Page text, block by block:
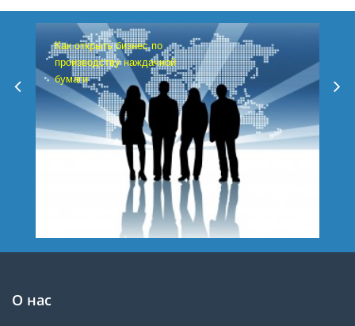
Как открыть бизнес по
производству наждачной
бумаги
О нас